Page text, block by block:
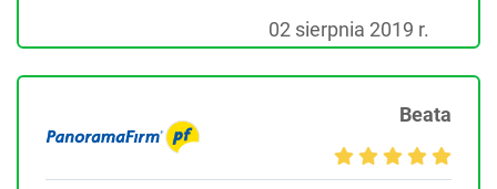
02 sierpnia 2019 r.
Beata